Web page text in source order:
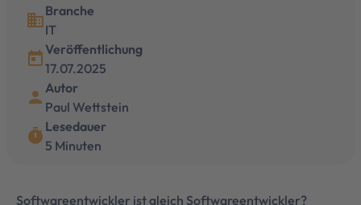
businessBranche
IT
todayVeröffentlichung
17.07.2025
person Autor
Paul Wettstein
timer Lesedauer
5 Minuten
Softwareentwickler ist gleich Softwareentwickler?